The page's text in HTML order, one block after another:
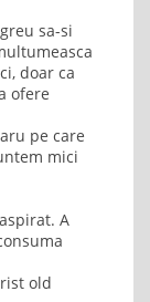
sa-si
doar ca
ofere
pe care
mici
A
old